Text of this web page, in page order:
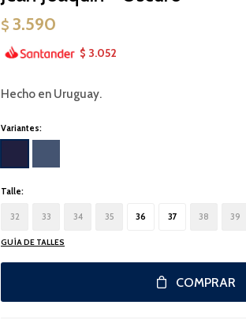
$ 3.590
$ 3.052
Hecho en Uruguay.
Variantes:
Talle:
32 33 34 35 36 37 38 39
GUÍA DE TALLES
COMPRAR